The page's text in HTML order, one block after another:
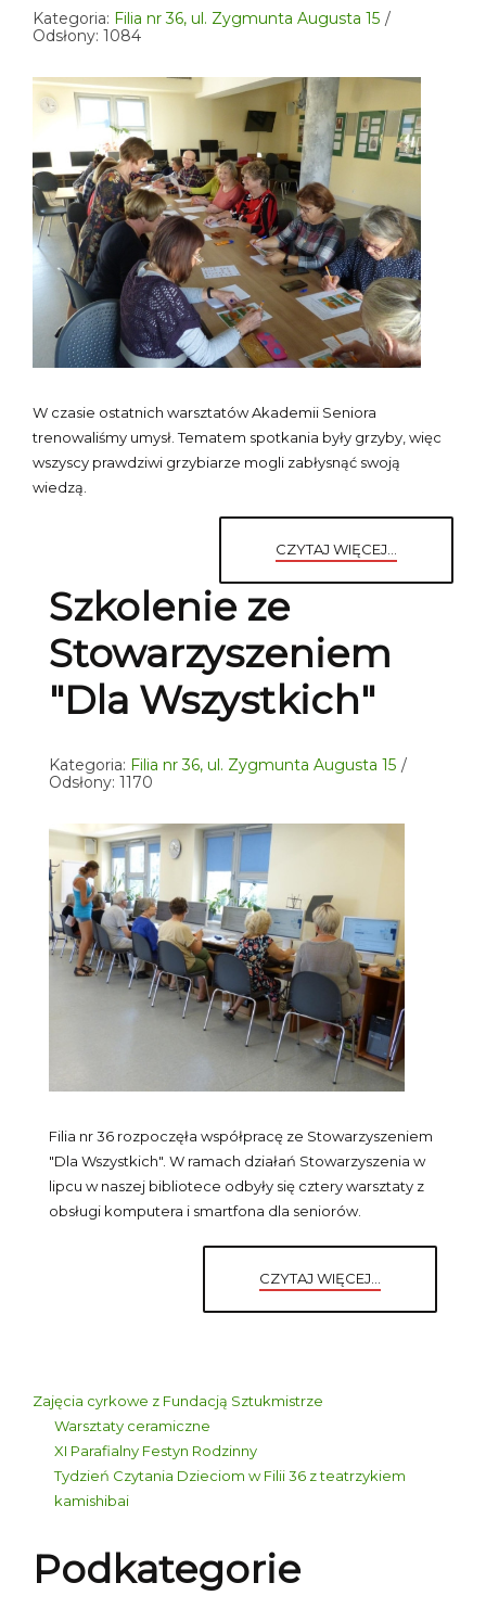
Kategoria: Filia nr 36, ul. Zygmunta Augusta 15
Odsłony: 1084
W czasie ostatnich warsztatów Akademii Seniora
trenowaliśmy umysł. Tematem spotkania były grzyby, więc
wszyscy prawdziwi grzybiarze mogli zabłysnąć swoją
wiedzą.
CZYTAJ WIĘCEJ...
Szkolenie ze
Stowarzyszeniem
"Dla Wszystkich"
Kategoria: Filia nr 36, ul. Zygmunta Augusta 15
Odsłony: 1170
Filia nr 36 rozpoczęła współpracę ze Stowarzyszeniem
"Dla Wszystkich". W ramach działań Stowarzyszenia w
lipcu w naszej bibliotece odbyły się cztery warsztaty z
obsługi komputera i smartfona dla seniorów.
CZYTAJ WIĘCEJ...
Zajęcia cyrkowe z Fundacją Sztukmistrze
Warsztaty ceramiczne
XI Parafialny Festyn Rodzinny
Tydzień Czytania Dzieciom w Filii 36 z teatrzykiem
kamishibai
Podkategorie